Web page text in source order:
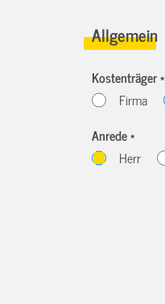
Allgemein
Kostenträger *
Firma
Anrede *
Herr